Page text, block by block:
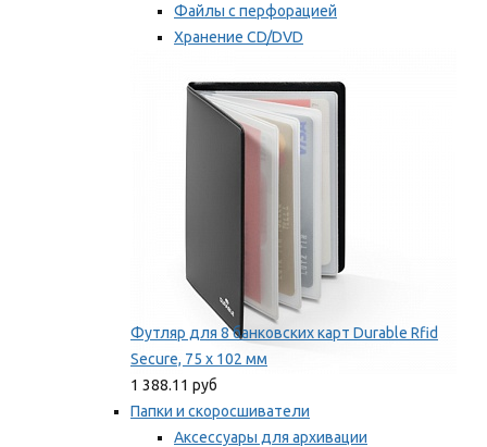
Файлы с перфорацией
Хранение CD/DVD
Мы рекомендуем
Футляр для 8 банковских карт Durable Rfid
Secure, 75 х 102 мм
1 388.11 руб
Папки и скоросшиватели
Аксессуары для архивации